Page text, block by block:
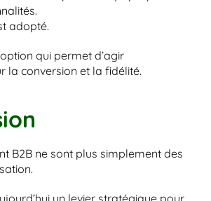
adopté.
qui permet d’agir
la conversion et la fidélité.
B2B ne sont plus simplement des
un levier stratégique pour